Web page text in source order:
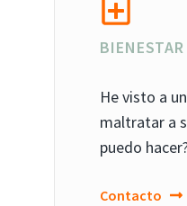
He visto a
maltratar a
puedo
Contacto